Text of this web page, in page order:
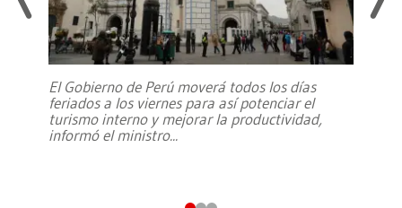
El Gobierno de Perú moverá todos los días
feriados a los viernes para así potenciar el
turismo interno y mejorar la productividad,
informó el ministro...